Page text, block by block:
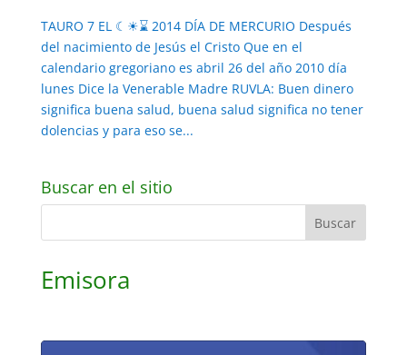
TAURO 7 EL ☾☀⌛ 2014 DÍA DE MERCURIO Después
del nacimiento de Jesús el Cristo Que en el
calendario gregoriano es abril 26 del año 2010 día
lunes Dice la Venerable Madre RUVLA: Buen dinero
significa buena salud, buena salud significa no tener
dolencias y para eso se...
Buscar en el sitio
Emisora
Reproductor